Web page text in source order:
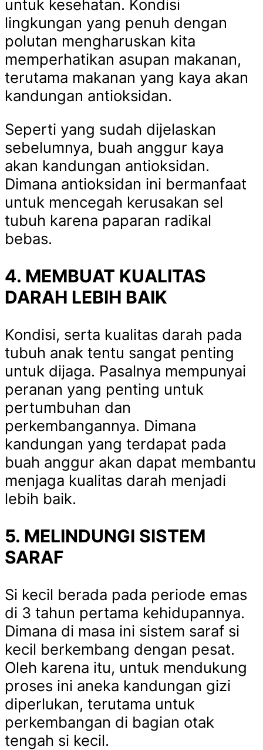
untuk kesehatan. Kondisi
lingkungan yang penuh dengan
polutan mengharuskan kita
memperhatikan asupan makanan,
terutama makanan yang kaya akan
kandungan antioksidan.
Seperti yang sudah dijelaskan
sebelumnya, buah anggur kaya
akan kandungan antioksidan.
Dimana antioksidan ini bermanfaat
untuk mencegah kerusakan sel
tubuh karena paparan radikal
bebas.
4. MEMBUAT KUALITAS
DARAH LEBIH BAIK
Kondisi, serta kualitas darah pada
tubuh anak tentu sangat penting
untuk dijaga. Pasalnya mempunyai
peranan yang penting untuk
pertumbuhan dan
perkembangannya. Dimana
kandungan yang terdapat pada
buah anggur akan dapat membantu
menjaga kualitas darah menjadi
lebih baik.
5. MELINDUNGI SISTEM
SARAF
Si kecil berada pada periode emas
di 3 tahun pertama kehidupannya.
Dimana di masa ini sistem saraf si
kecil berkembang dengan pesat.
Oleh karena itu, untuk mendukung
proses ini aneka kandungan gizi
diperlukan, terutama untuk
perkembangan di bagian otak
tengah si kecil.